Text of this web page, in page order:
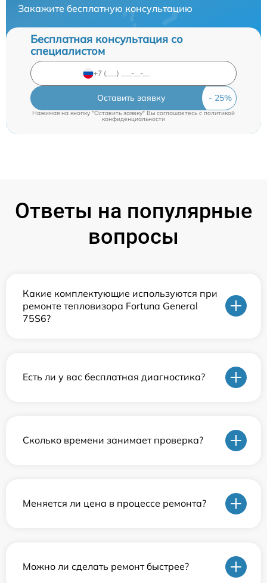
Закажите бесплатную консультацию
Бесплатная консультация со
специалистом
Оставить заявку
Нажимая на кнопку "Оставить заявку" Вы соглашаетесь cполитикой
конфиденциальности
Ответы на популярные
вопросы
Какие комплектующие используются при
ремонте тепловизора Fortuna General
75S6?
Есть ли у вас бесплатная диагностика?
Сколько времени занимает проверка?
Меняется ли цена в процессе ремонта?
Можно ли сделать ремонт быстрее?